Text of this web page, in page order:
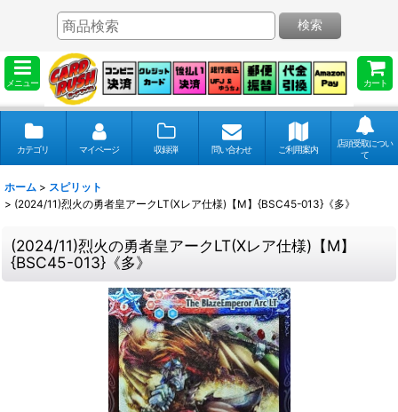
メニュー カート
検索
カテゴリ マイページ 収録弾 問い合わせ ご利用案内
店頭受取につい
て
ホーム > スピリット
> (2024/11)烈火の勇者皇アークLT(Xレア仕様)【M】{BSC45-013}《多》
(2024/11)烈火の勇者皇アークLT(Xレア仕様)【M】
{BSC45-013}《多》